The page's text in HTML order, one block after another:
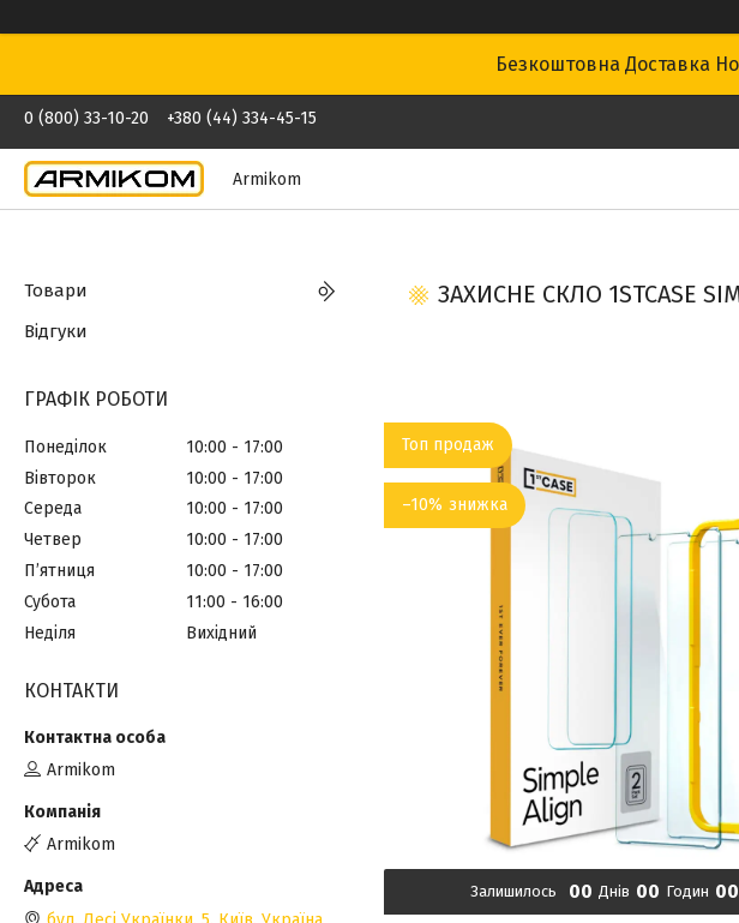
Безкоштовна Доставка
0 (800) 33-10-20 +380 (44) 334-45-15
Armikom
ЗАХИСНЕ СКЛО 1STCASE
Топ продаж
–10%
Залишилось 00 Днів 00 Годин 00
Товари
Відгуки
ГРАФІК РОБОТИ
Понеділок 10:00
17:00
Вівторок
10:00
17:00
Середа
10:00
17:00
Четвер
10:00
17:00
Пʼятниця
10:00
17:00
Субота
11:00
16:00
Неділя
Вихідний
КОНТАКТИ
Armikom
Armikom